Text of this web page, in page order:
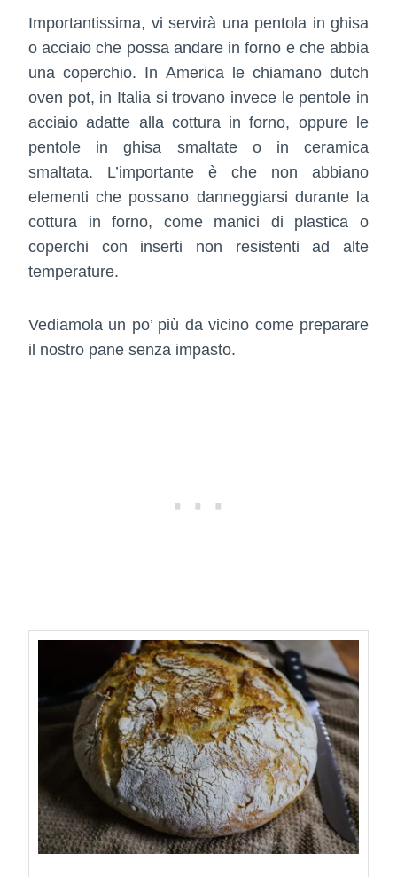
Importantissima, vi servirà una pentola in ghisa
o acciaio che possa andare in forno e che abbia
una coperchio. In America le chiamano dutch
oven pot, in Italia si trovano invece le pentole in
acciaio adatte alla cottura in forno, oppure le
pentole in ghisa smaltate o in ceramica
smaltata. L’importante è che non abbiano
elementi che possano danneggiarsi durante la
cottura in forno, come manici di plastica o
coperchi con inserti non resistenti ad alte
temperature.
Vediamola un po’ più da vicino come preparare
il nostro pane senza impasto.